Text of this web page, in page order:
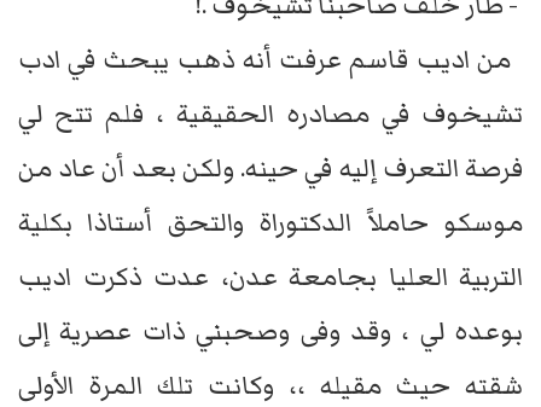
من اديب قاسم عرفت أنه ذهب يبحث في ادب
تشيخوف في مصادره الحقيقية ، فلم تتح لي
فرصة التعرف إليه في حينه. ولكن بعد أن عاد من
موسكو حاملاً الدكتوراة والتحق أستاذا بكلية
التربية العليا بجامعة عدن، عدت ذكرت اديب
بوعده لي ، وقد وفى وصحبني ذات عصرية إلى
شقته حيث مقيله ،، وكانت تلك المرة الأولى